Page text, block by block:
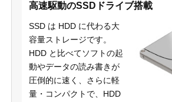
高速駆動のSSDドライブ搭載
SSD は HDD に代わる大
容量ストレージです。
HDD と比べてソフトの起
動やデータの読み書きが
圧倒的に速く、さらに軽
量・コンパクトで、HDD